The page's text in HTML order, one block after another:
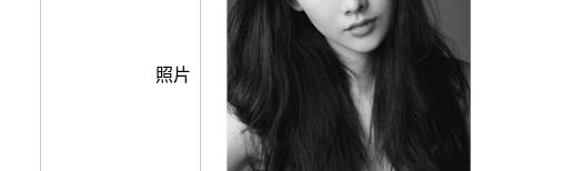
照片